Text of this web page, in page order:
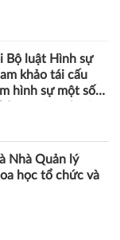
Bộ luật Hình sự
khảo tái cấu
hình sự một số
Nhà Quản lý
học tổ chức và